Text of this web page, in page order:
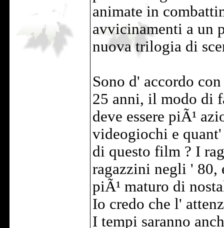
animate in
avvicinamenti a un
nuova trilogia di
Sono d' accordo
25 anni, il modo di
deve essere piÃ¹
videogiochi e
di questo film ? I
ragazzini negli ' 80,
piÃ¹ maturo di
Io credo che l'
I tempi saranno